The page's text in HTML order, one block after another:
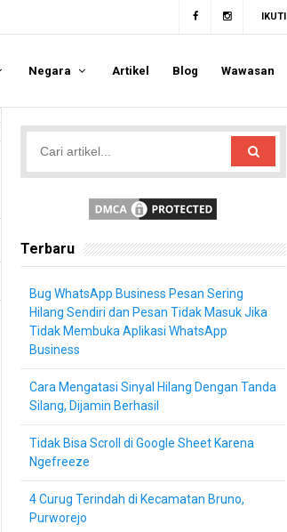
IKUTI
Negara Artikel Blog Wawasan
Terbaru
Bug WhatsApp Business Pesan Sering
Hilang Sendiri dan Pesan Tidak Masuk Jika
Tidak Membuka Aplikasi WhatsApp
Business
Cara Mengatasi Sinyal Hilang Dengan Tanda
Silang, Dijamin Berhasil
Tidak Bisa Scroll di Google Sheet Karena
Ngefreeze
4 Curug Terindah di Kecamatan Bruno,
Purworejo